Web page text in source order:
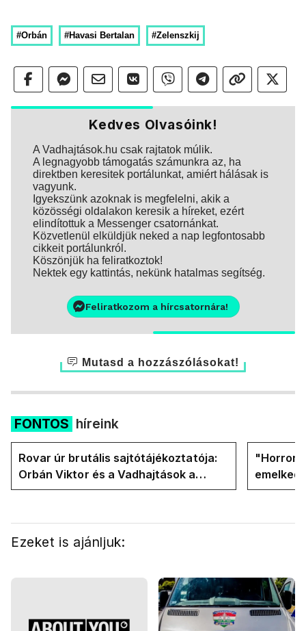
#Orbán #Havasi Bertalan #Zelenszkij
Kedves Olvasóink!
A Vadhajtások.hu csak rajtatok múlik.
A legnagyobb támogatás számunkra az, ha
direktben keresitek portálunkat, amiért hálásak is
vagyunk.
Igyekszünk azoknak is megfelelni, akik a
közösségi oldalakon keresik a híreket, ezért
elindítottuk a Messenger csatornánkat.
Közvetlenül elküldjük neked a nap legfontosabb
cikkeit portálunkról.
Köszönjük ha feliratkoztok!
Nektek egy kattintás, nekünk hatalmas segítség.
Feliratkozom a hírcsatornára!
Mutasd a hozzászólásokat!
FONTOS híreink
Rovar úr brutális sajtótájékoztatója:
Orbán Viktor és a Vadhajtások a
felelős a kialakult helyzetért
"Horror
oldalán
Ezeket is ajánljuk: